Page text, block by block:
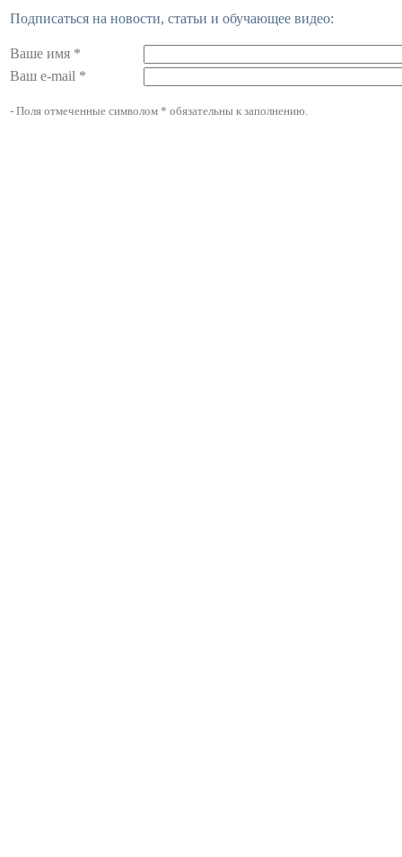
Подписаться на новости, статьи и обучающее видео:
Ваше имя *
Ваш e-mail *
- Поля отмеченные символом * обязательны к заполнению.